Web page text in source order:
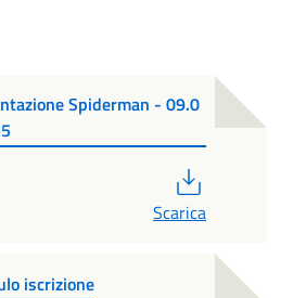
Spiderman - 09.0
Scarica
iscrizione